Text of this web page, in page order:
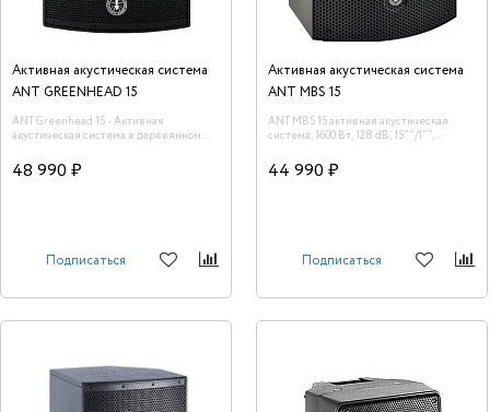
Активная акустическая система
ANT GREENHEAD 15
ANT Greenhead 15 - Активная
акустическая система в деревянном
48 990 ₽
Подписаться
Активная акустическая система
ANT MBS 15
ANT MBS 15 активная акустическая
система, 1600 Вт, 128 dB, 15""/1"",
44 990 ₽
Подписаться